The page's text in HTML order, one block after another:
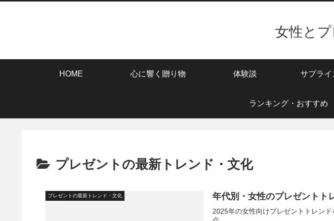
女性と
HOME 心に響く贈り物 体験談 サプライ
ランキング・おすすめ
プレゼントの最新トレンド・文化
プレゼントの最新トレンド・文化 年代別・女性のプレゼントト
2025年の女性向けプレゼントトレン